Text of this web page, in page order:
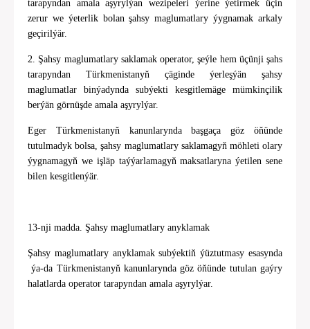
tarapyndan amala aşyrylýan wezipeleri ýerine ýetirmek üçin
zerur we ýeterlik bolan şahsy maglumatlary ýygnamak arkaly
geçirilýär.
2. Şahsy maglumatlary saklamak operator, şeýle hem üçünji şahs
tarapyndan Türkmenistanyň çäginde ýerleşýän şahsy
maglumatlar binýadynda subýekti kesgitlemäge mümkinçilik
berýän görnüşde amala aşyrylýar.
Eger Türkmenistanyň kanunlarynda başgaça göz öňünde
tutulmadyk bolsa, şahsy maglumatlary saklamagyň möhleti olary
ýygnamagyň we işläp taýýarlamagyň maksatlaryna ýetilen sene
bilen kesgitlenýär.
13-nji madda. Şahsy maglumatlary anyklamak
Şahsy maglumatlary anyklamak subýektiň ýüztutmasy esasynda
ýa-da Türkmenistanyň kanunlarynda göz öňünde tutulan gaýry
halatlarda operator tarapyndan amala aşyrylýar.